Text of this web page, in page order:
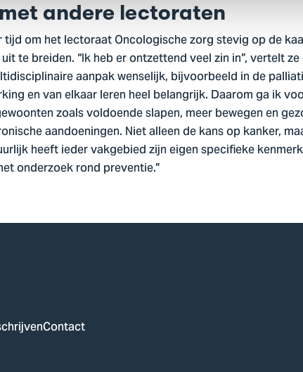
andere lectoraten
om het lectoraat Oncologische zorg stevig op de
te breiden. “Ik heb er ontzettend veel zin in”, vertelt
aanpak wenselijk, bijvoorbeeld in de
en van elkaar leren heel belangrijk. Daarom ga ik
zoals voldoende slapen, meer bewegen en
aandoeningen. Niet alleen de kans op kanker,
heeft ieder vakgebied zijn eigen specifieke
onderzoek rond preventie.”
Contact